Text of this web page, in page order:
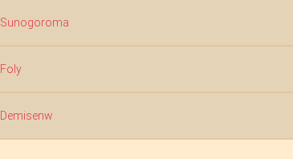
Sunogoroma
Foly
Demisenw